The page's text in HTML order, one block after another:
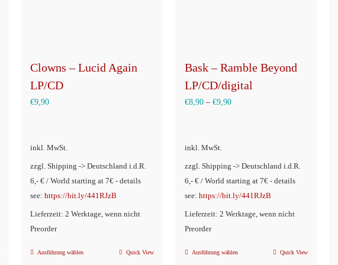
Clowns – Lucid Again
LP/CD
€9,90
inkl. MwSt.
zzgl. Shipping -> Deutschland i.d.R.
6,- € / World starting at 7€ - details
see: https://bit.ly/441RJzB
Lieferzeit: 2 Werktage, wenn nicht
Preorder
Ausführung wählenDieses Quick View
Bask – Ramble Beyond
LP/CD/digital
€8,90– €9,90
inkl. MwSt.
zzgl. Shipping -> Deutschland i.d.R.
6,- € / World starting at 7€ - details
see: https://bit.ly/441RJzB
Lieferzeit: 2 Werktage, wenn nicht
Preorder
Ausführung wählenDieses Quick View